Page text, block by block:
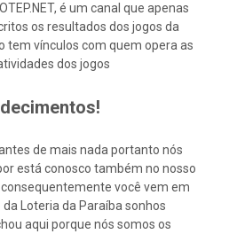
é um canal que apenas
os resultados dos jogos da
tem vínculos com quem opera as
dos jogos
de mais nada portanto nós
está conosco também no nosso
você vem em
Loteria da Paraíba sonhos
aqui porque nós somos os